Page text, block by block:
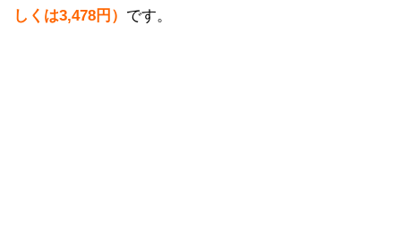
しくは3,478円） です。